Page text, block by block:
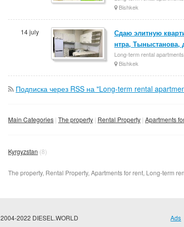
Bishkek
14 july
Сдаю элитную
нтра, Тыныстанова,
Long-term rental apartments
Bishkek
Подписка через RSS на "Long-term rental
Main Categories The property Rental Property Apartments
Kyrgyzstan (8)
The property, Rental Property, Apartments for rent, Long-term
2004-2022 DIESEL.WORLD Ads